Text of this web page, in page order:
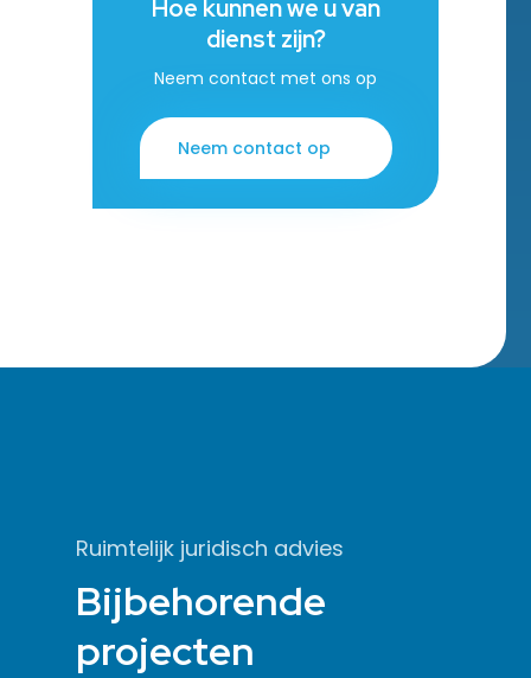
Hoe kunnen we u van
dienst zijn?
Neem contact met ons op
Neem contact op
Ruimtelijk juridisch advies
Bijbehorende
projecten